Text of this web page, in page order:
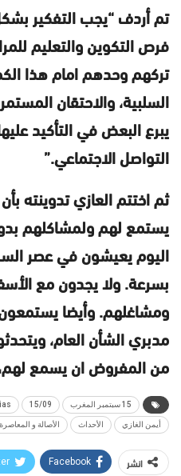
تم أردف “يجب التفكير
فرص التكوين والتعليم
تركهم وحدهم امام هذا
السلبية، والاحتقان
يبرع البعض في التأكيد
التواصل الاجتماعي.”
ثم اختتم العازي تدوينته
يستمع لهم ولمشاكلهم
اليوم يعيشون في عصر
بسرعة. ولا يجدون مع
ومشاغلهم. وأيضا
مدبري الشأن العام،
من المفروض ان يسمع
15 سبتمبر المغرب 15/09
أيمن الغازي الأحداث الأصالة و المعاصرة
انشر Facebook